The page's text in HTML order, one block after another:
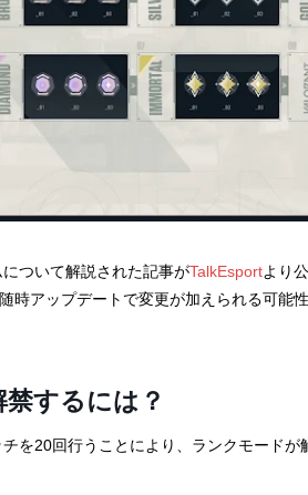
ついて解説された記事がTalkEsportより
時アップデートで変更が加えられる可能性
するには？
を20回行うことにより、ランクモードが